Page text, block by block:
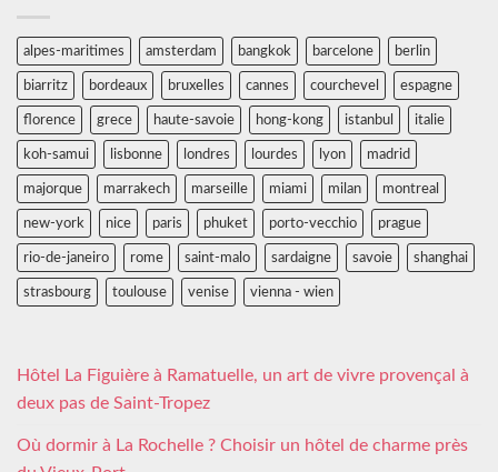
alpes-maritimes amsterdam bangkok barcelone berlin
biarritz bordeaux bruxelles cannes courchevel espagne
florence grece haute-savoie hong-kong istanbul italie
koh-samui lisbonne londres lourdes lyon madrid
majorque marrakech marseille miami milan montreal
new-york nice paris phuket porto-vecchio prague
rio-de-janeiro rome saint-malo sardaigne savoie shanghai
strasbourg toulouse venise vienna - wien
Hôtel La Figuière à Ramatuelle, un art de vivre provençal à
deux pas de Saint-Tropez
Où dormir à La Rochelle ? Choisir un hôtel de charme près